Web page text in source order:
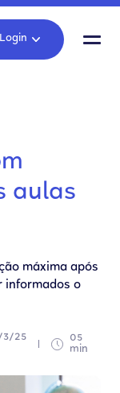
Login
aulas
máxima após
informados o
3/25
05
min